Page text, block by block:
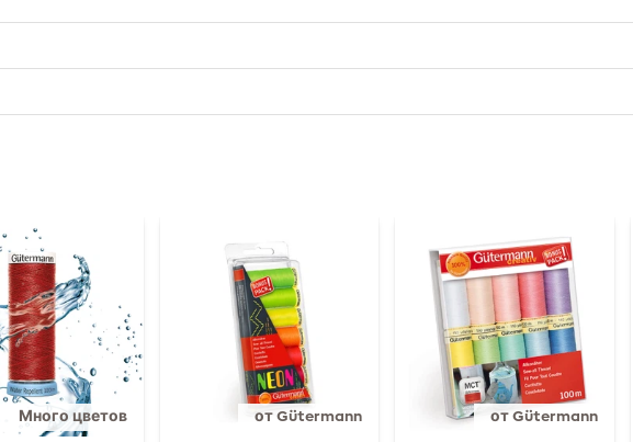
Много цветов от Gütermann от Gütermann